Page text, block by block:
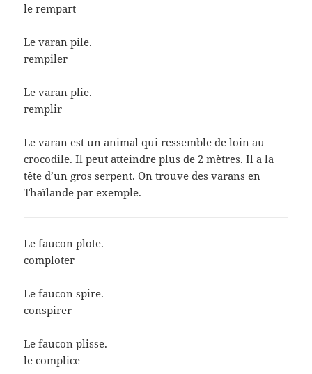
le rempart
Le varan pile.
rempiler
Le varan plie.
remplir
Le varan est un animal qui ressemble de loin au
crocodile. Il peut atteindre plus de 2 mètres. Il a la
tête d’un gros serpent. On trouve des varans en
Thaïlande par exemple.
Le faucon plote.
comploter
Le faucon spire.
conspirer
Le faucon plisse.
le complice